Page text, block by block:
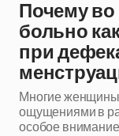
Почему
больно
при
Многие женщины
ощущениями в
особое внимание